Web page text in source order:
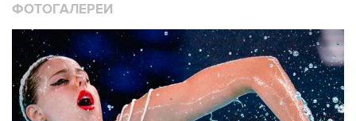
ФОТОГАЛЕРЕИ